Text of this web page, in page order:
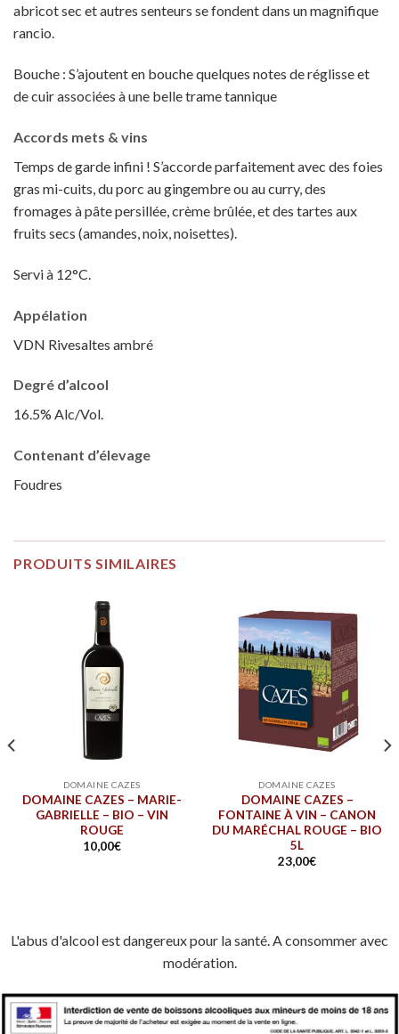
abricot sec et autres senteurs se fondent dans un magnifique
rancio.
Bouche : S’ajoutent en bouche quelques notes de réglisse et
de cuir associées à une belle trame tannique
Accords mets & vins
Temps de garde infini ! S’accorde parfaitement avec des foies
gras mi-cuits, du porc au gingembre ou au curry, des
fromages à pâte persillée, crème brûlée, et des tartes aux
fruits secs (amandes, noix, noisettes).
Servi à 12°C.
Appélation
VDN Rivesaltes ambré
Degré d’alcool
16.5% Alc/Vol.
Contenant d’élevage
Foudres
PRODUITS SIMILAIRES
DOMAINE CAZES
DOMAINE CAZES – MARIE-
GABRIELLE – BIO – VIN
ROUGE
10,00€
DOMAINE CAZES
DOMAINE CAZES –
FONTAINE À VIN – CANON
DU MARÉCHAL ROUGE – BIO
5L
23,00€
L'abus d'alcool est dangereux pour la santé. A consommer avec
modération.